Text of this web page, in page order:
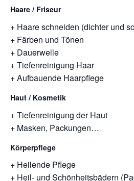
Haare / Friseur
+ Haare schneiden (dichter und
+ Färben und Tönen
+ Dauerwelle
+ Tiefenreinigung Haar
+ Aufbauende Haarpflege
Haut / Kosmetik
+ Tiefenreinigung der Haut
+ Masken, Packungen…
Körperpflege
+ Heilende Pflege
+ Heil- und Schönheitsbädern